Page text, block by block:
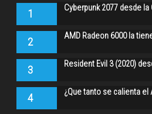
1 Cyberpunk 2077 desde
2 AMD Radeon 6000 la
3 Resident Evil 3 (2020)
4 ¿Que tanto se calienta el